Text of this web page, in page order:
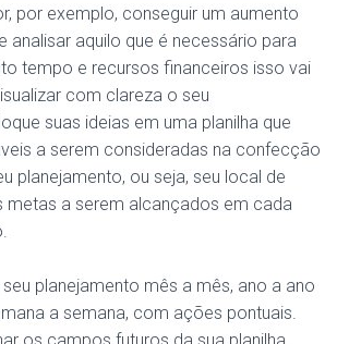
por exemplo, conseguir um aumento
analisar aquilo que é necessário para
tempo e recursos financeiros isso vai
com clareza o seu
suas ideias em uma planilha que
a serem consideradas na confecção
planejamento, ou seja, seu local de
metas a serem alcançados em cada
planejamento mês a mês, ano a ano
a semana, com ações pontuais.